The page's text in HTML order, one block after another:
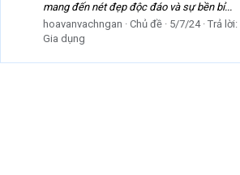
mang đến nét đẹp độc đáo và sự bền bỉ...
hoavanvachngan
Chủ đề 5/7/24 Trả lời:
Gia dụng